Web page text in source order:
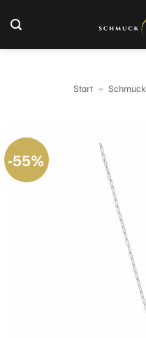
Inhalt
springen
Start » Schmuck
-55%